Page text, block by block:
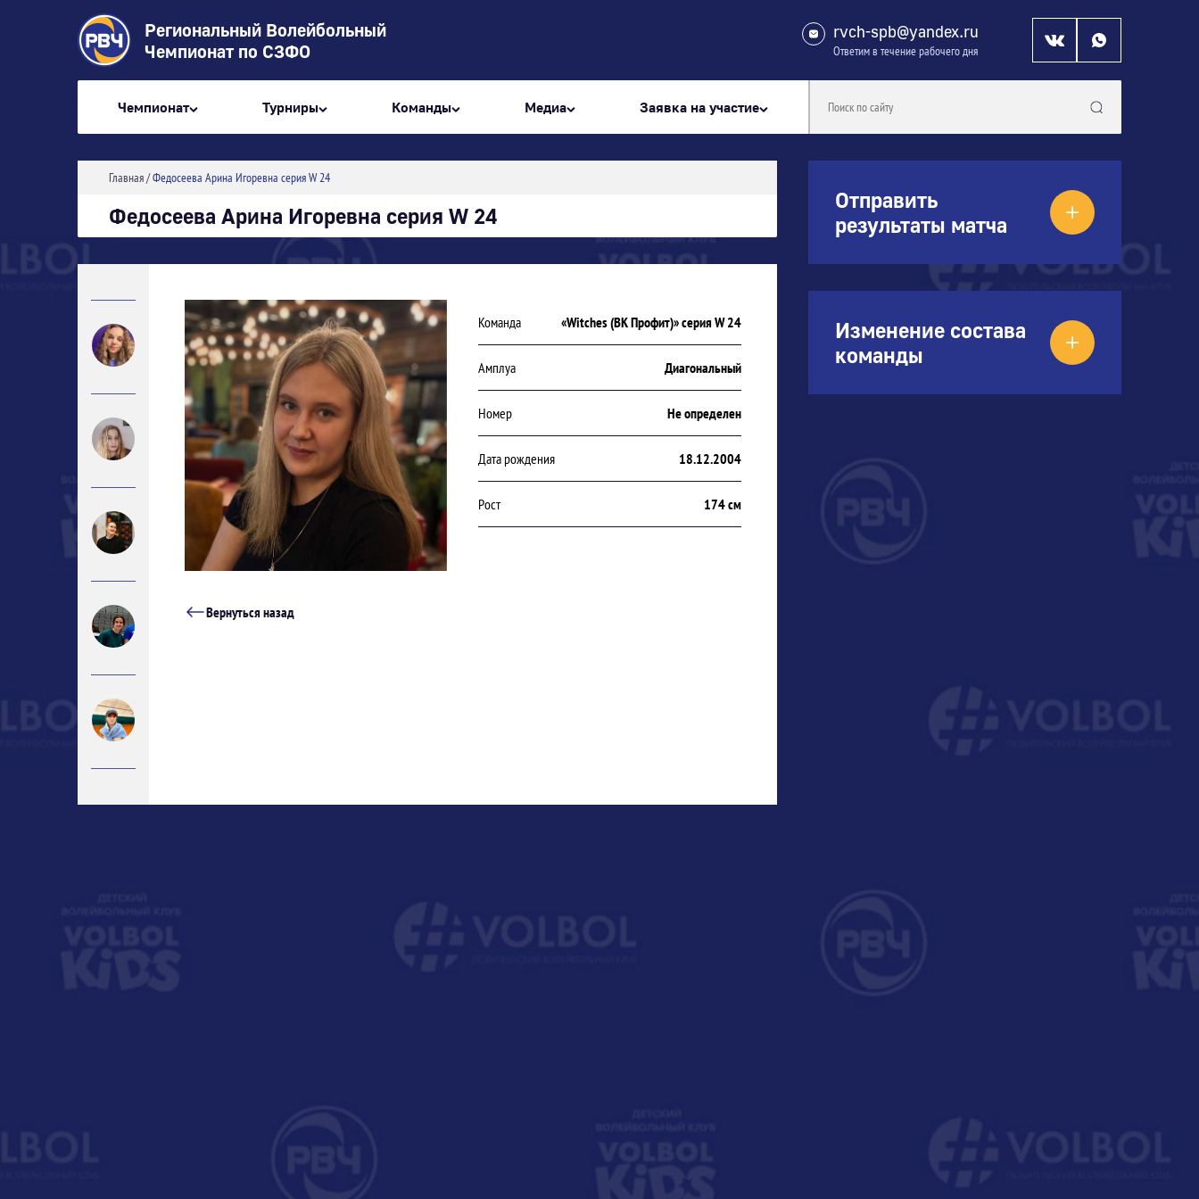
Региональный Волейбольный
Чемпионат по СЗФО
rvch-spb@yandex.ru
Ответим в течение рабочего дня
Чемпионат Турниры Команды Медиа Заявка на участие
Главная/Федосеева Арина Игоревна серия W 24
Федосеева Арина Игоревна серия W 24
Команда «Witches (ВК Профит)» серия W 24
Амплуа Диагональный
Номер Не определен
Дата рождения 18.12.2004
Рост 174 см
Вернуться назад
Отправить
результаты матча
Изменение состава
команды